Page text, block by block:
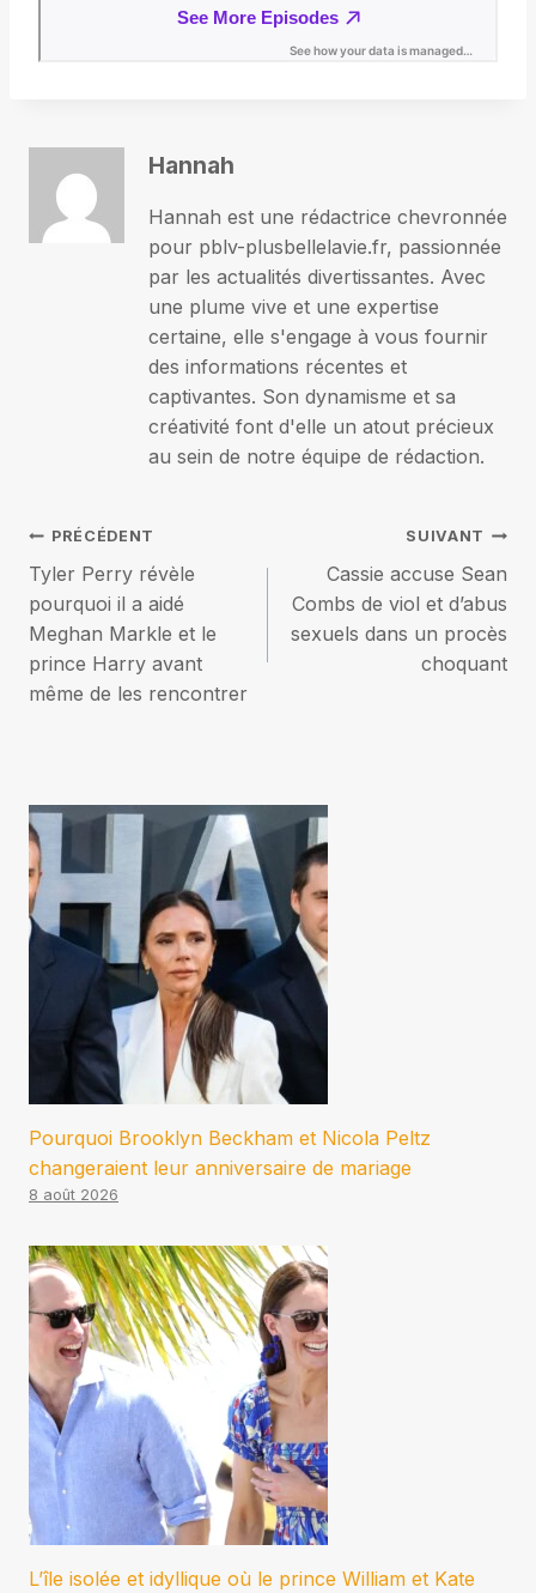
Hannah
Hannah est une rédactrice chevronnée
pour pblv-plusbellelavie.fr, passionnée
par les actualités divertissantes. Avec
une plume vive et une expertise
certaine, elle s'engage à vous fournir
des informations récentes et
captivantes. Son dynamisme et sa
créativité font d'elle un atout précieux
au sein de notre équipe de rédaction.
Navigation
de
l’article
PRÉCÉDENT
Tyler Perry révèle
pourquoi il a aidé
Meghan Markle et le
prince Harry avant
même de les rencontrer
SUIVANT
Cassie accuse Sean
Combs de viol et d’abus
sexuels dans un procès
choquant
Pourquoi Brooklyn Beckham et Nicola Peltz
changeraient leur anniversaire de mariage
8 août 2026
L’île isolée et idyllique où le prince William et Kate